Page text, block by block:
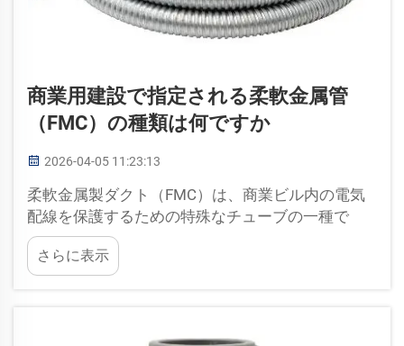
商業用建設で指定される柔軟金属管
（FMC）の種類は何ですか
2026-04-05 11:23:13
柔軟金属製ダクト（FMC）は、商業ビル内の電気
配線を保護するための特殊なチューブの一種で
す。金属製でありながら容易に曲げられるため、
狭い場所への設置に最適です。このダクトは電線
を物理的損傷から守り、感電や火災などの電気的
さらに表示